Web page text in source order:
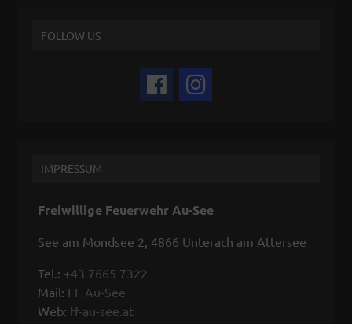
FOLLOW US
IMPRESSUM
Freiwillige Feuerwehr Au-See
See am Mondsee 2, 4866 Unterach am Attersee
Tel.: +43 7665 7322
Mail: FF Au-See
Web: ff-au-see.at